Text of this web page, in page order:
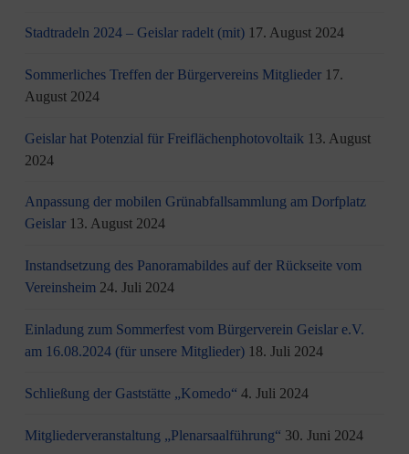
Stadtradeln 2024 – Geislar radelt (mit) 17. August 2024
Sommerliches Treffen der Bürgervereins Mitglieder 17.
August 2024
Geislar hat Potenzial für Freiflächenphotovoltaik 13. August
2024
Anpassung der mobilen Grünabfallsammlung am Dorfplatz
Geislar 13. August 2024
Instandsetzung des Panoramabildes auf der Rückseite vom
Vereinsheim 24. Juli 2024
Einladung zum Sommerfest vom Bürgerverein Geislar e.V.
am 16.08.2024 (für unsere Mitglieder) 18. Juli 2024
Schließung der Gaststätte „Komedo“ 4. Juli 2024
Mitgliederveranstaltung „Plenarsaalführung“ 30. Juni 2024